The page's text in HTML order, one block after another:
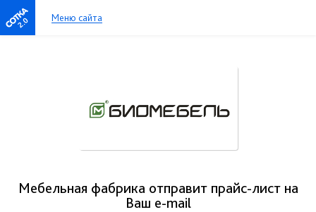
2.0 Меню сайта
Мебельная фабрика отправит прайс-лист на
Ваш е-mail